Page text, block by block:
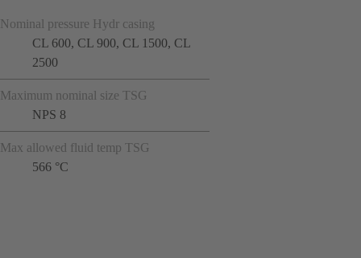
Nominal pressure Hydr casing
CL 600, CL 900, CL 1500, CL
2500
Maximum nominal size TSG
NPS 8
Max allowed fluid temp TSG
566 °C